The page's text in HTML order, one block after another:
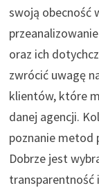
swoją obecność
oraz ich
zwrócić uwagę
klientów, które
danej agencji.
poznanie metod
Dobrze jest
transparentność